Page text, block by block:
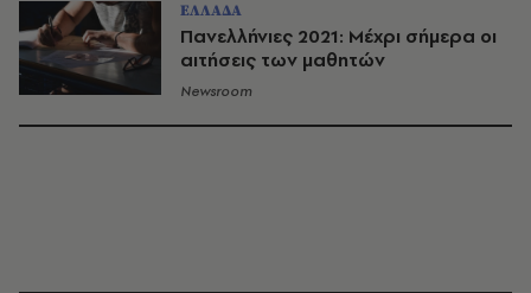
ΕΛΛΑΔΑ
Πανελλήνιες 2021: Μέχρι σήμερα οι
αιτήσεις των μαθητών
Newsroom